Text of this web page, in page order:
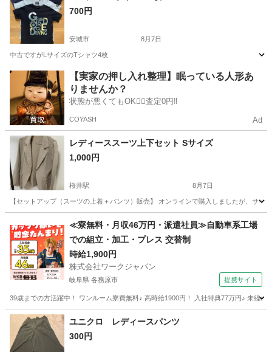
700円
安城市 8月7日
中古ですがLサイズのTシャツ4枚
愛知 安城市 Tシャツ
【実家の押し入れ整理】眠っている人形あ
りませんか？
状態が悪くてもOK🙆‍♀️査定0円‼️
COYASH Ad
レディーススーツ上下セット Sサイズ
1,000円
桜井駅 8月7日
【セットアップ（スーツの上着＋パンツ）販売】 オンラインで購入しましたが、サ
桜井駅 スーツ
≪寮無料・月収46万円・派遣社員≫自動車系工場
での組立・加工・プレス 交替制
時給1,900円
株式会社ワークジャパン
岐阜県 各務原市 提携サイト
39歳までの方活躍中！ ワンルーム寮費無料♪ 高時給1900円！ 入社特典77万円♪ 未経
岐阜 各務原市 その他
ユニクロ レディースパンツ
300円